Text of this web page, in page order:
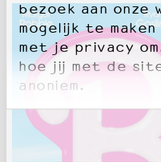
bezoek aan onze
mogelijk te
met je privacy
hoe jij met de
anoniem.